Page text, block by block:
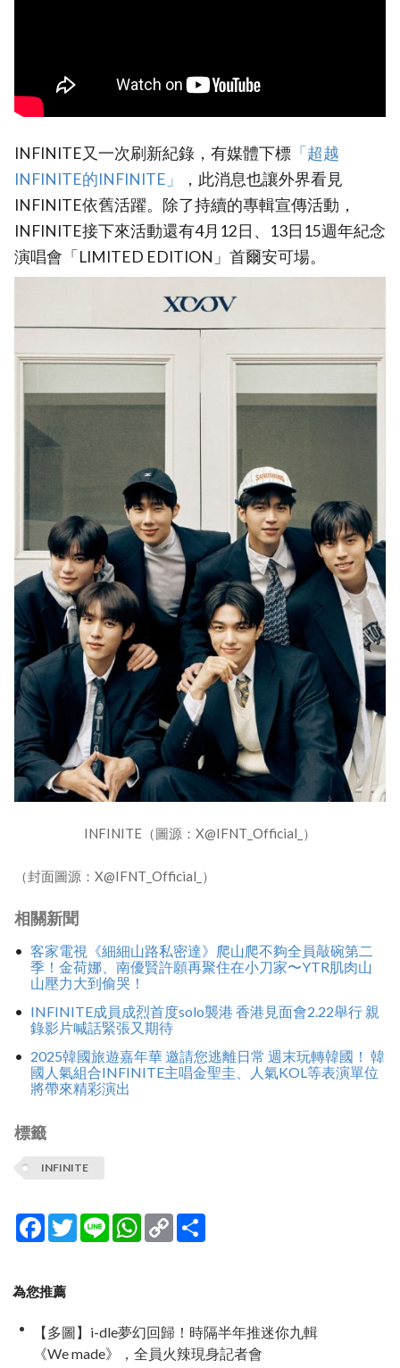
INFINITE又一次刷新紀錄，有媒體下標 ‎「超越
INFINITE的INFINITE」‎
，此消息也讓外界看見
INFINITE依舊活躍。除了持續的專輯宣傳活動，
INFINITE接下來活動還有4月12日、13日15週年紀念
演唱會「LIMITED EDITION」首爾安可場。
INFINITE（圖源：X@IFNT_Official_）
（封面圖源：X@IFNT_Official_）
相關新聞
客家電視《細細山路私密達》爬山爬不夠全員敲碗第二
季！金荷娜、南優賢許願再聚住在小刀家〜YTR肌肉山
山壓力大到偷哭！
INFINITE成員成烈首度solo襲港 香港見面會2.22舉行 親
錄影片喊話緊張又期待
2025韓國旅遊嘉年華 邀請您逃離日常 週末玩轉韓國！ 韓
國人氣組合INFINITE主唱金聖圭、人氣KOL等表演單位
將帶來精彩演出
標籤
INFINITE
Facebook
TwitterLine WhatsApp
Copy
Link
為您推薦
【多圖】i-dle夢幻回歸！時隔半年推迷你九輯
《We made》，全員火辣現身記者會